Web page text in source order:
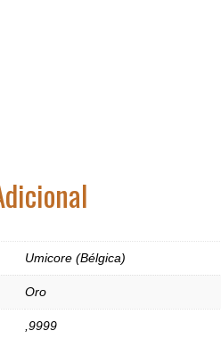
Umicore (Bélgica)
Oro
,9999